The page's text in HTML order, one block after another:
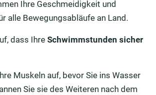
Ihre Geschmeidigkeit und
alle Bewegungsabläufe an Land.
dass IhreSchwimmstunden sicher
Muskeln auf, bevor Sie ins Wasser
Sie sie des Weiteren nach dem